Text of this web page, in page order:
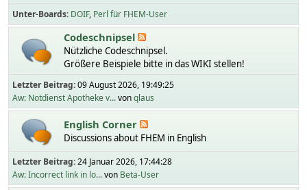
Unter-Boards DOIF Perl für FHEM-User
Codeschnipsel
Nützliche Codeschnipsel.
Größere Beispiele bitte in das WIKI stellen!
Letzter Beitrag:09 August 2026, 19:49:25
Aw: Notdienst Apotheke v...vonqlaus
English Corner
Discussions about FHEM in English
Letzter Beitrag:24 Januar 2026, 17:44:28
Aw: Incorrect link in lo...von Beta-User